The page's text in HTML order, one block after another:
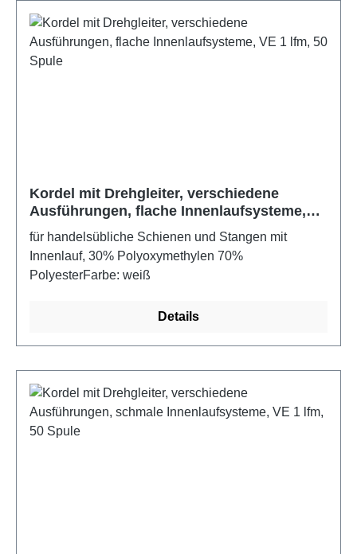
Kordel mit Drehgleiter, verschiedene
Ausführungen, flache Innenlaufsysteme,
VE 1 lfm, 50 Spule
für handelsübliche Schienen und Stangen mit
Innenlauf, 30% Polyoxymethylen 70%
PolyesterFarbe: weiß
Details